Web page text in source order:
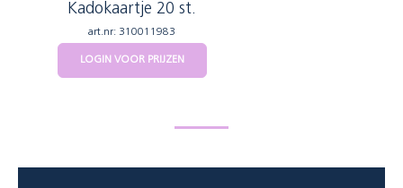
Kadokaartje 20 st.
art.nr: 310011983
LOGIN VOOR PRIJZEN